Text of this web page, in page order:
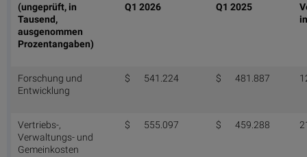
(ungeprüft, in
Tausend,
ausgenommen
Prozentangaben)
Q1 2026 Q1 2025
Forschung und
Entwicklung
$ 541.224 $ 481.887
Vertriebs-,
Verwaltungs- und
Gemeinkosten
$ 555.097 $ 459.288